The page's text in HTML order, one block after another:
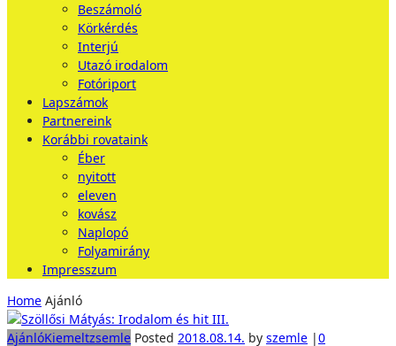
Beszámoló
Körkérdés
Interjú
Utazó irodalom
Fotóriport
Lapszámok
Partnereink
Korábbi rovataink
Éber
nyitott
eleven
kovász
Naplopó
Folyamirány
Impresszum
Home Ajánló
AjánlóKiemeltzsemle Posted 2018.08.14. by szemle |0